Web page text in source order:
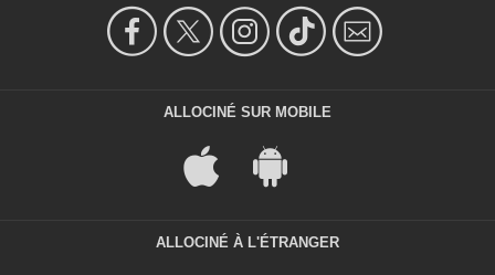
ALLOCINÉ SUR MOBILE
ALLOCINÉ À L'ÉTRANGER